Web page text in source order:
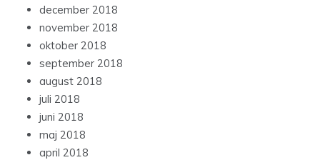
december 2018
november 2018
oktober 2018
september 2018
august 2018
juli 2018
juni 2018
maj 2018
april 2018